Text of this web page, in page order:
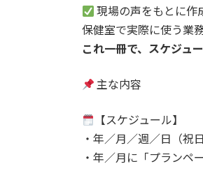
現場の声をもとに作
保健室で実際に使う業
これ一冊で、スケジュ
主な内容
【スケジュール】
・年／月／週／日（祝
・年／月に「プランペ